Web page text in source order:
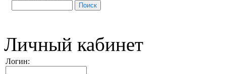
Личный кабинет
Логин: